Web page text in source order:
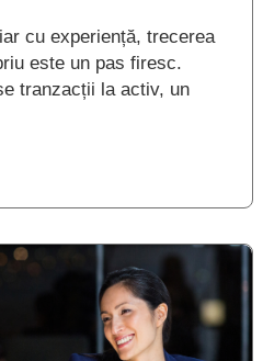
cu experiență, trecerea
este un pas firesc.
tranzacții la activ, un